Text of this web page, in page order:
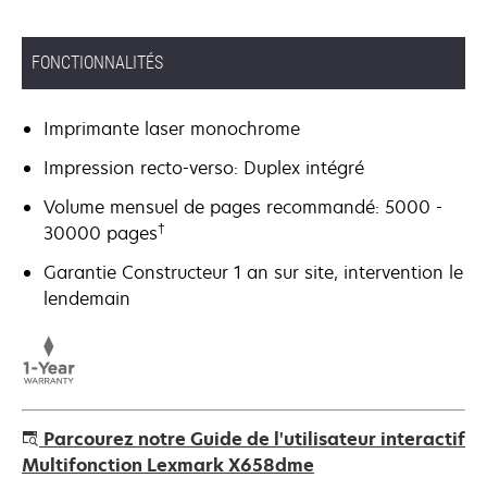
FONCTIONNALITÉS
Imprimante laser monochrome
Impression recto-verso: Duplex intégré
Volume mensuel de pages recommandé: 5000 -
30000 pages†
Garantie Constructeur 1 an sur site, intervention le
lendemain
Parcourez notre Guide de l'utilisateur interactif
Multifonction Lexmark X658dme